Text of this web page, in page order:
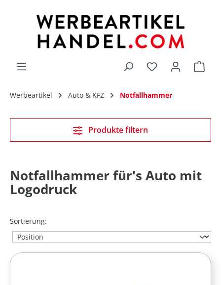
Du hast 0
Werbeartikel Auto & KFZ Notfallhammer
Notfallhammer für's Auto mit
Logodruck
Sortierung:
Produkte filtern